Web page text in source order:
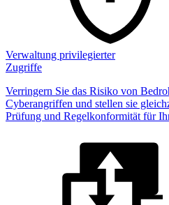
Verwaltung privilegierter
Zugriffe
Verringern Sie das Risiko von
Cyberangriffen und stellen sie
Prüfung und Regelkonformität für